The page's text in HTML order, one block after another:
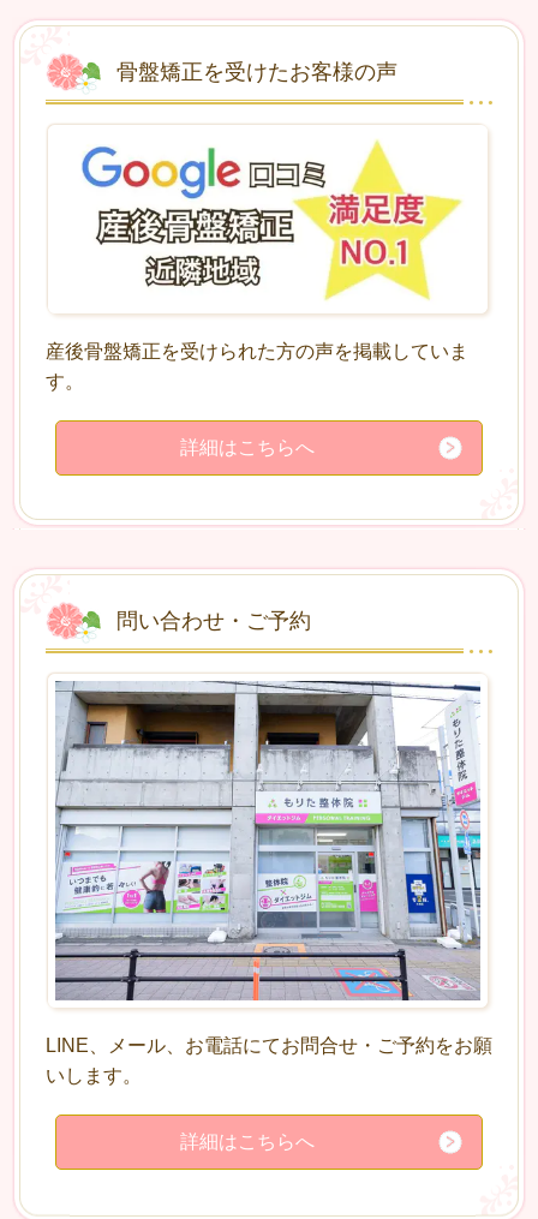
骨盤矯正を受けたお客様の声
産後骨盤矯正を受けられた方の声を掲載していま
す。
詳細はこちらへ
問い合わせ・ご予約
LINE、メール、お電話にてお問合せ・ご予約をお願
いします。
詳細はこちらへ